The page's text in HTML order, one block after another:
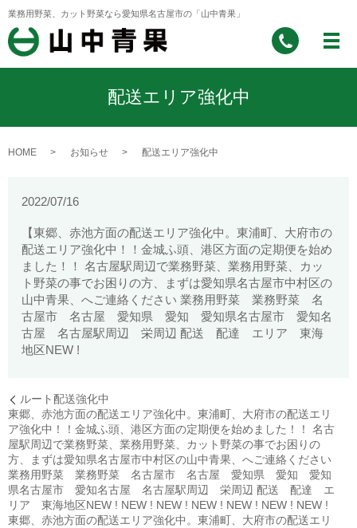
業務用野菜、カット野菜なら愛知県名古屋市の「山中青果」
配送エリア強化中
HOME お知らせ 配送エリア強化中
2022/07/16
【東郷、赤池方面の配送エリア強化中。東浦町、大府市の
配送エリア強化中！！金城ふ頭、港区方面の定期便を始め
ました！！ 名古屋駅周辺で業務野菜、業務用野菜、カッ
ト野菜の事でお困りの方、まずは愛知県名古屋市中村区の
山中青果、へご連絡ください 業務用野菜 業務野菜 名
古屋市 名古屋 愛知県 愛知 愛知県名古屋市 愛知名
古屋 名古屋駅周辺 栄周辺 配送 配達 エリア 東海
地区NEW !
ルート配送強化中
東郷、赤池方面の配送エリア強化中。東浦町、大府市の配送エリ
ア強化中！！金城ふ頭、港区方面の定期便を始めました！！ 名古
屋駅周辺で業務野菜、業務用野菜、カット野菜の事でお困りの
方、まずは愛知県名古屋市中村区の山中青果、へご連絡ください
業務用野菜 業務野菜 名古屋市 名古屋 愛知県 愛知 愛知
県名古屋市 愛知名古屋 名古屋駅周辺 栄周辺 配送 配達 エ
リア 東海地区NEW ! NEW ! NEW ! NEW ! NEW ! NEW ! NEW !
東郷、赤池方面の配送エリア強化中。東浦町、大府市の配送エリ